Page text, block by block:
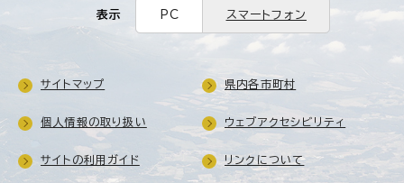
表示 PC スマートフォン
サイトマップ 県内各市町村
個人情報の取り扱い ウェブアクセシビリティ
サイトの利用ガイド リンクについて